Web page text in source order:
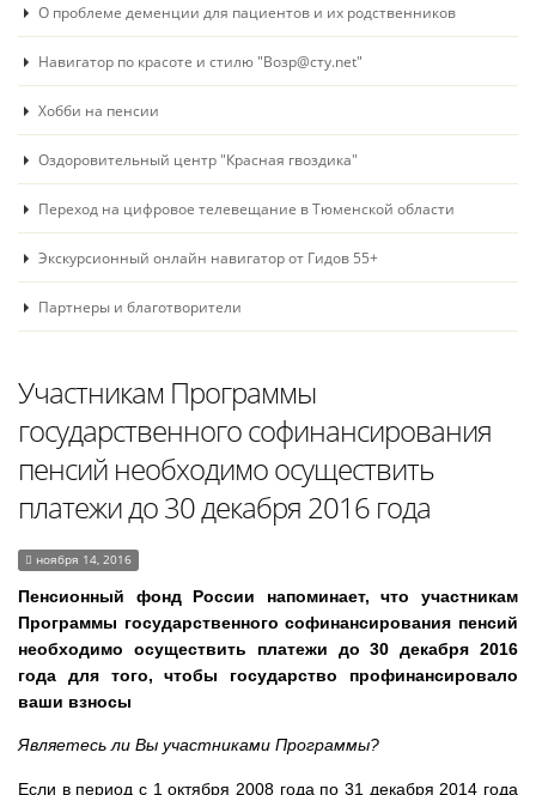
О проблеме деменции для пациентов и их родственников
Навигатор по красоте и стилю "Возр@сту.net"
Хобби на пенсии
Оздоровительный центр "Красная гвоздика"
Переход на цифровое телевещание в Тюменской области
Экскурсионный онлайн навигатор от Гидов 55+
Партнеры и благотворители
Участникам Программы
государственного софинансирования
пенсий необходимо осуществить
платежи до 30 декабря 2016 года
ноября 14, 2016
Пенсионный фонд России напоминает, что участникам
Программы государственного софинансирования пенсий
необходимо осуществить платежи до 30 декабря 2016
года для того, чтобы государство профинансировало
ваши взносы
Являетесь ли Вы участниками Программы?
Если в период с 1 октября 2008 года по 31 декабря 2014 года